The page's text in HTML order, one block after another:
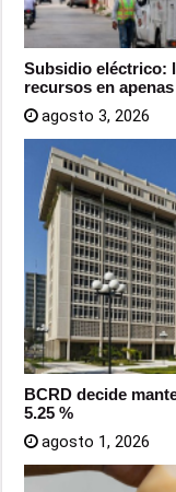
Subsidio eléctrico:
recursos en
agosto 3, 2026
BCRD decide
5.25 %
agosto 1, 2026